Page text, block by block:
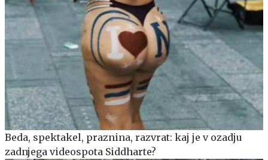
Beda, spektakel, praznina, razvrat: kaj je v ozadju
zadnjega videospota Siddharte?